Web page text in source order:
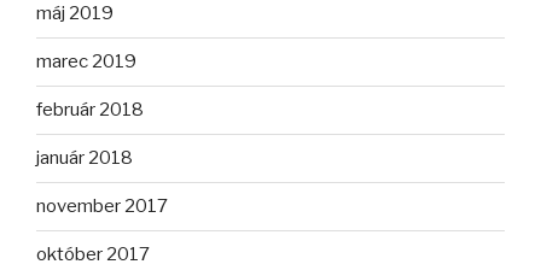
máj 2019
marec 2019
február 2018
január 2018
november 2017
október 2017